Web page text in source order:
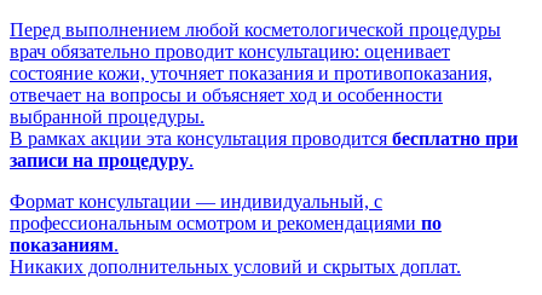
Перед выполнением любой косметологической процедуры
врач обязательно проводит консультацию: оценивает
состояние кожи, уточняет показания и противопоказания,
отвечает на вопросы и объясняет ход и особенности
выбранной процедуры.
В рамках акции эта консультация проводится бесплатно при
записи на процедуру.
Формат консультации — индивидуальный, с
профессиональным осмотром и рекомендациями по
показаниям.
Никаких дополнительных условий и скрытых доплат.